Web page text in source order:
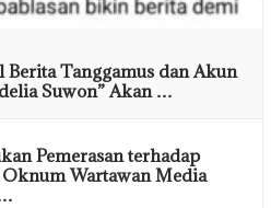
Berita Tanggamus dan Akun
Suwon” Akan …
Pemerasan terhadap
Oknum Wartawan Media